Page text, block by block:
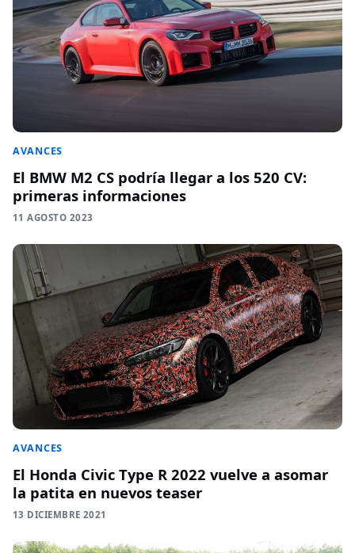
AVANCES
El BMW M2 CS podría llegar a los 520 CV:
primeras informaciones
11 AGOSTO 2023
AVANCES
El Honda Civic Type R 2022 vuelve a asomar
la patita en nuevos teaser
13 DICIEMBRE 2021